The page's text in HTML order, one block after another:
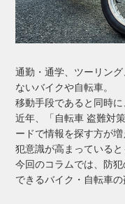
通勤・通学、ツーリン
ないバイクや自転車。
移動手段であると同時に
近年、「自転車 盗難対
ードで情報を探す方が
犯意識が高まっていると
今回のコラムでは、防
できるバイク・自転車の